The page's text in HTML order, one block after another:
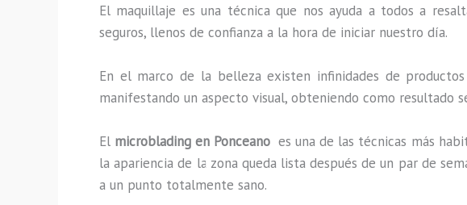
El maquillaje es una técnica que nos ayuda a todos a
seguros, llenos de confianza a la hora de iniciar nuestro día.
En el marco de la belleza existen infinidades de
manifestando un aspecto visual, obteniendo como resultado
El microblading en Ponceanoes una de las técnicas más
la apariencia de la zona queda lista después de un par de
a un punto totalmente sano.